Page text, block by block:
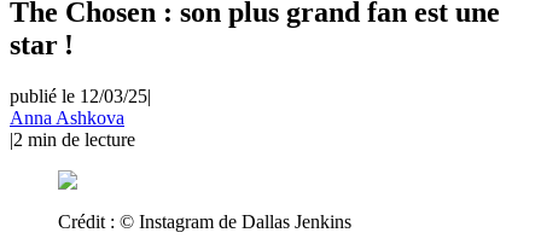
The Chosen : son plus grand fan est une
star !
publié le 12/03/25|
Anna Ashkova
|2 min de lecture
Crédit : © Instagram de Dallas Jenkins